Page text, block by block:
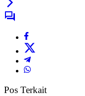
Pos Terkait